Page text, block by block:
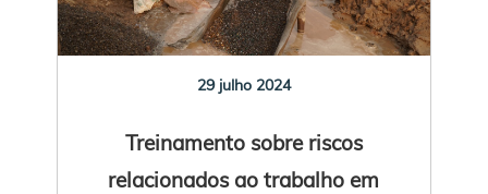
29 julho 2024
Treinamento sobre riscos
relacionados ao trabalho em